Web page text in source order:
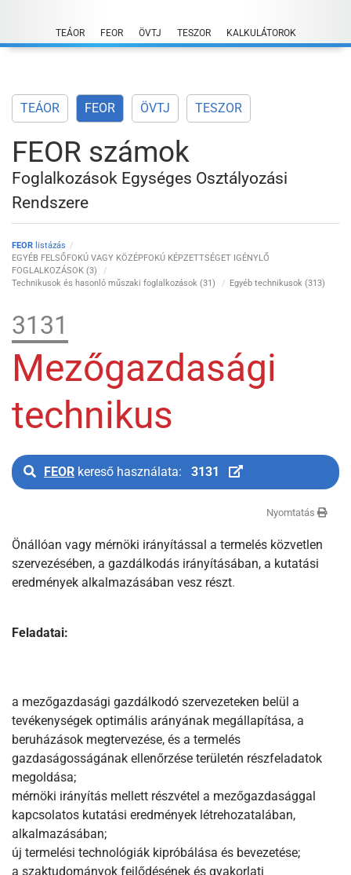
content
TEÁOR FEOR ÖVTJ TESZOR KALKULÁTOROK
TEÁOR FEOR ÖVTJ TESZOR
FEOR számok
Foglalkozások Egységes Osztályozási
Rendszere
FEOR listázás
EGYÉB FELSŐFOKÚ VAGY KÖZÉPFOKÚ KÉPZETTSÉGET IGÉNYLŐ
FOGLALKOZÁSOK (3)
Technikusok és hasonló műszaki foglalkozások (31)
Egyéb technikusok (313)
3131
Mezőgazdasági
technikus
FEOR kereső használata: 3131
Nyomtatás
Önállóan vagy mérnöki irányítással a termelés közvetlen
szervezésében, a gazdálkodás irányításában, a kutatási
eredmények alkalmazásában vesz részt.
Feladatai:
a mezőgazdasági gazdálkodó szervezeteken belül a
tevékenységek optimális arányának megállapítása, a
beruházások megtervezése, és a termelés
gazdaságosságának ellenőrzése területén részfeladatok
megoldása;
mérnöki irányítás mellett részvétel a mezőgazdasággal
kapcsolatos kutatási eredmények létrehozatalában,
alkalmazásában;
új termelési technológiák kipróbálása és bevezetése;
a szaktudományok fejlődésének és gyakorlati